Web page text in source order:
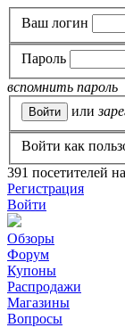
Ваш логин
Пароль
вспомнить пароль
или
Войти как
391 посетителей
Регистрация
Войти
Обзоры
Форум
Купоны
Распродажи
Магазины
Вопросы